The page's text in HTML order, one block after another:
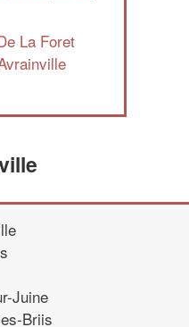
La Foret
Juine
Briis